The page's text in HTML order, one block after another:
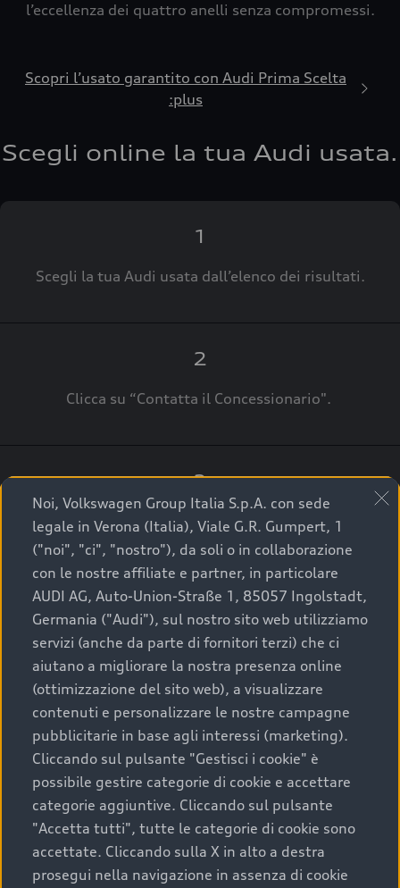
Noi, Volkswagen Group Italia S.p.A. con sede
legale in Verona (Italia), Viale G.R. Gumpert, 1
("noi", "ci", "nostro"), da soli o in collaborazione
con le nostre affiliate e partner, in particolare
AUDI AG, Auto-Union-Straße 1, 85057 Ingolstadt,
Germania ("Audi"), sul nostro sito web utilizziamo
servizi (anche da parte di fornitori terzi) che ci
aiutano a migliorare la nostra presenza online
(ottimizzazione del sito web), a visualizzare
contenuti e personalizzare le nostre campagne
pubblicitarie in base agli interessi (marketing).
Cliccando sul pulsante "Gestisci i cookie" è
possibile gestire categorie di cookie e accettare
categorie aggiuntive. Cliccando sul pulsante
"Accetta tutti", tutte le categorie di cookie sono
accettate. Cliccando sulla X in alto a destra
prosegui nella navigazione in assenza di cookie
l’eccellenza dei quattro anelli senza compromessi.
Scopri l’usato garantito con Audi Prima Scelta
:plus
Scegli online la tua Audi usata.
1
Scegli la tua Audi usata dall’elenco dei risultati.
2
Clicca su “Contatta il Concessionario".
3
A breve verrai ricontattato dal Customer Care
Audi Center o direttamente dal Concessionario
che ti supporterà per finalizzare la tua richiesta.
La qualità di acquistare
un’auto usata Audi
Scegliere un’auto usata è una decisione che coniuga
convenienza, affidabilità e sostenibilità. Per fare un
acquisto sicuro, è essenziale considerare aspetti
determinanti come la garanzia inclusa e l’affidabilità del
marchio. Audi offre l’auto usata perfetta tramite Audi
Prima Scelta :plus